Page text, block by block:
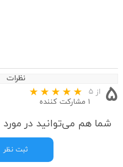
نظرات
۵ از ۵
۱ مشارکت کننده
شما هم می‌توانید در مورد
ثبت نظر